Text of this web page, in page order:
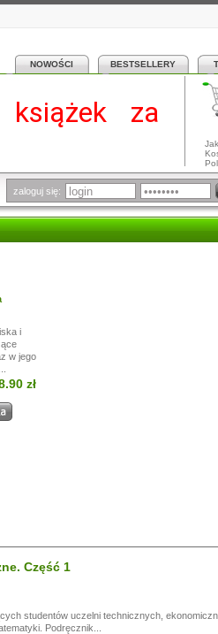
NOWOŚCI BESTSELLERY
książek za
zaloguj się:
i
w jego
zł
Część 1
studentów uczelni technicznych,
Podręcznik...